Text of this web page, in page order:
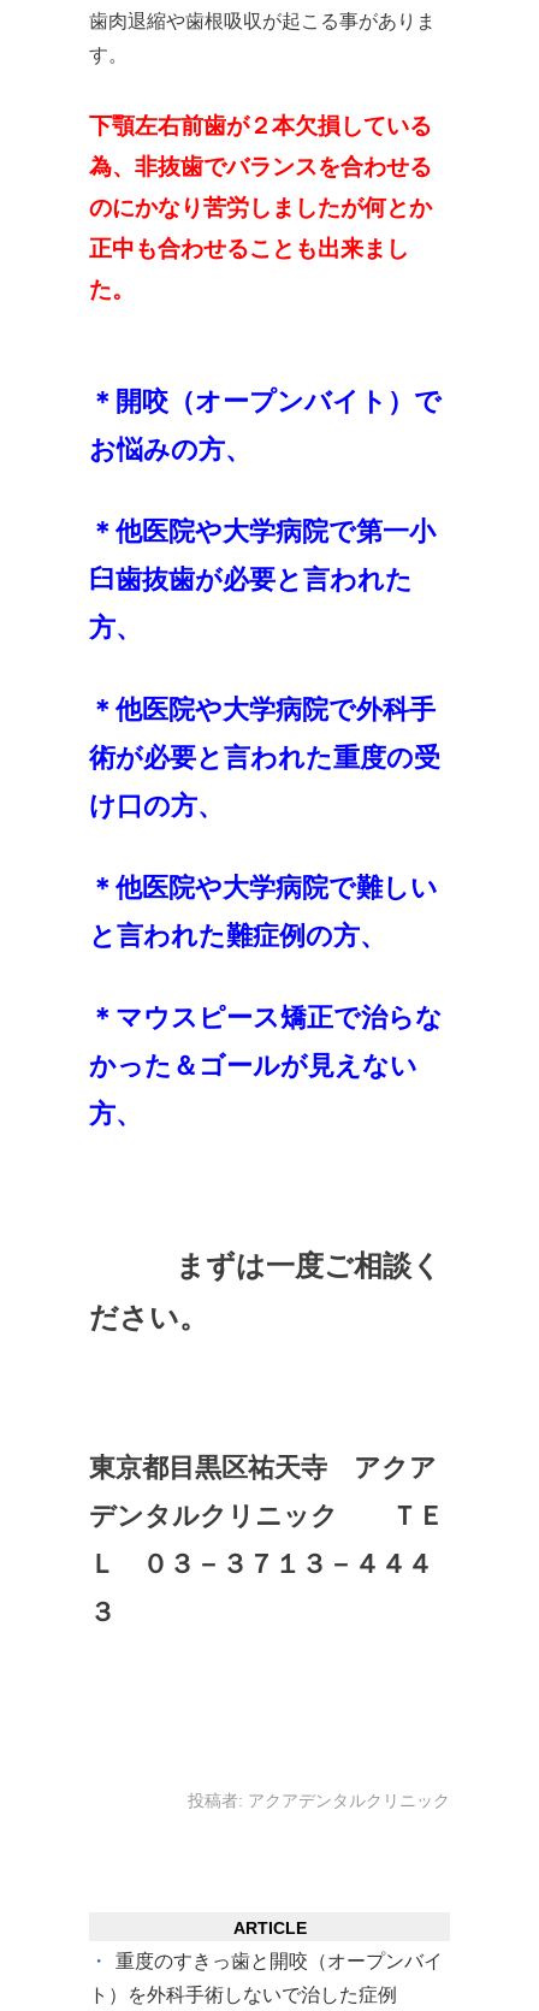
歯肉退縮や歯根吸収が起こる事がありま
す。
下顎左右前歯が２本欠損している
為、非抜歯でバランスを合わせる
のにかなり苦労しましたが何とか
正中も合わせることも出来まし
た。
＊開咬（オープンバイト）で
お悩みの方、
＊他医院や大学病院で第一小
臼歯抜歯が必要と言われた
方、
＊他医院や大学病院で外科手
術が必要と言われた重度の受
け口の方、
＊他医院や大学病院で難しい
と言われた難症例の方、
＊マウスピース矯正で治らな
かった＆ゴールが見えない
方、
まずは一度ご相談く
ださい。
東京都目黒区祐天寺 アクア
デンタルクリニック ＴＥ
Ｌ ０３－３７１３－４４４
３
投稿者: アクアデンタルクリニック
ARTICLE
重度のすきっ歯と開咬（オープンバイ
ト）を外科手術しないで治した症例